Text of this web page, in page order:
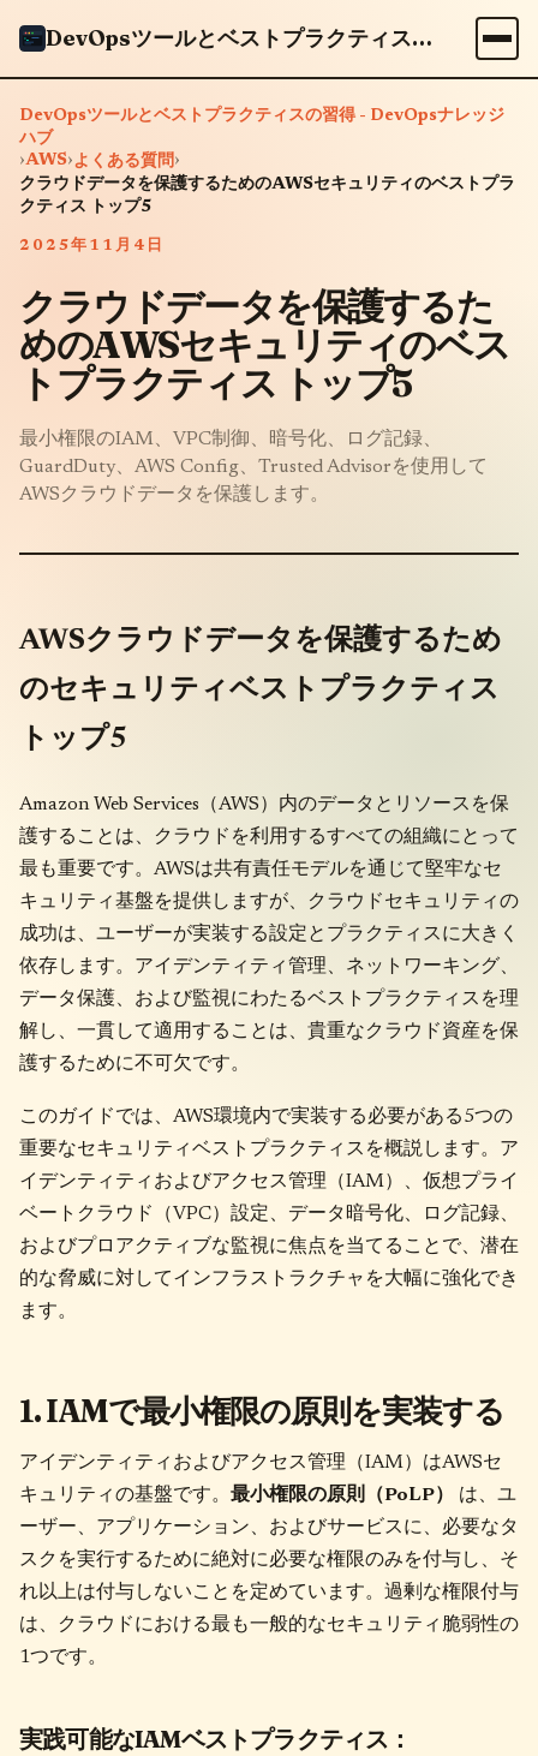
DevOpsツールとベストプラクティスの習得 - DevOpsナレッジハブ
DevOpsツールとベストプラクティスの習得 - DevOpsナレッジ
ハブ
›AWS›よくある質問 ›
クラウドデータを保護するためのAWSセキュリティのベストプラ
クティス トップ5
2025年11月4日
クラウドデータを保護するた
めのAWSセキュリティのベス
トプラクティス トップ5
最小権限のIAM、VPC制御、暗号化、ログ記録、
GuardDuty、AWS Config、Trusted Advisorを使用して
AWSクラウドデータを保護します。
AWSクラウドデータを保護するため
のセキュリティベストプラクティス
トップ5
Amazon Web Services（AWS）内のデータとリソースを保
護することは、クラウドを利用するすべての組織にとって
最も重要です。AWSは共有責任モデルを通じて堅牢なセ
キュリティ基盤を提供しますが、クラウドセキュリティの
成功は、ユーザーが実装する設定とプラクティスに大きく
依存します。アイデンティティ管理、ネットワーキング、
データ保護、および監視にわたるベストプラクティスを理
解し、一貫して適用することは、貴重なクラウド資産を保
護するために不可欠です。
このガイドでは、AWS環境内で実装する必要がある5つの
重要なセキュリティベストプラクティスを概説します。ア
イデンティティおよびアクセス管理（IAM）、仮想プライ
ベートクラウド（VPC）設定、データ暗号化、ログ記録、
およびプロアクティブな監視に焦点を当てることで、潜在
的な脅威に対してインフラストラクチャを大幅に強化でき
ます。
1. IAMで最小権限の原則を実装する
アイデンティティおよびアクセス管理（IAM）はAWSセ
キュリティの基盤です。 最小権限の原則（PoLP）
は、ユ
ーザー、アプリケーション、およびサービスに、必要なタ
スクを実行するために絶対に必要な権限のみを付与し、そ
れ以上は付与しないことを定めています。過剰な権限付与
は、クラウドにおける最も一般的なセキュリティ脆弱性の
1つです。
実践可能なIAMベストプラクティス：